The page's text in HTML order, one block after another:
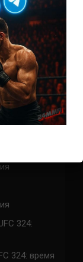
324:
324: время